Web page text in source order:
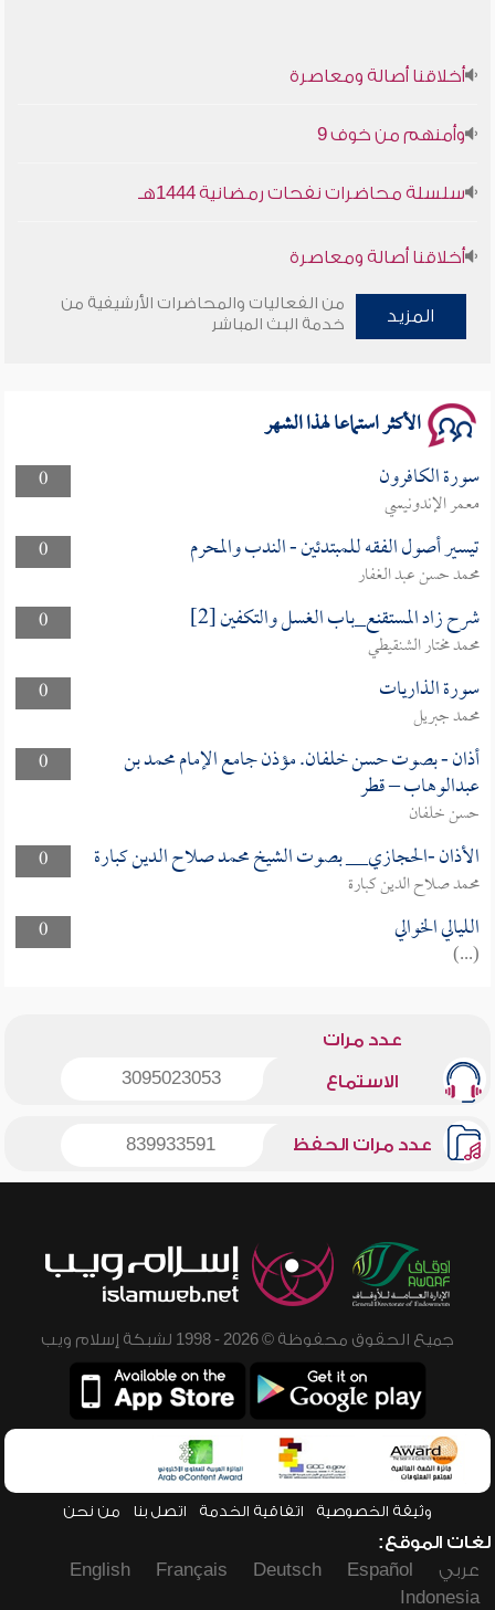
أخلاقنا أصالة ومعاصرة
وأمنهم من خوف 9
سلسلة محاضرات نفحات رمضانية 1444هـ
أخلاقنا أصالة ومعاصرة
وأمنهم من خوف 9
المزيد
من الفعاليات والمحاضرات الأرشيفية من
خدمة البث المباشر
الأكثر استماعا لهذا الشهر
0 سورة الكافرون
معمر الإندونيسي
0
تيسير أصول الفقه للمبتدئين - الندب والمحرم
محمد حسن عبد الغفار
0
شرح زاد المستقنع_باب الغسل والتكفين [2]
محمد مختار الشنقيطي
0
سورة الذاريات
محمد جبريل
0
أذان - بصوت حسن خلفان. مؤذن جامع الإمام محمد بن
عبدالوهاب – قطر
حسن خلفان
0
الأذان -الحجازي__ بصوت الشيخ محمد صلاح الدين كبارة
محمد صلاح الدين كبارة
0
الليالي الخوالي
(...)
عدد مرات
الاستماع 3095023053
عدد مرات الحفظ 839933591
جميع الحقوق محفوظة © 2026 - 1998 لشبكة إسلام ويب
وثيقة الخصوصية اتفاقية الخدمة اتصل بنا من نحن
لغات الموقع:
عربي
Español
Deutsch
Français
English
Indonesia